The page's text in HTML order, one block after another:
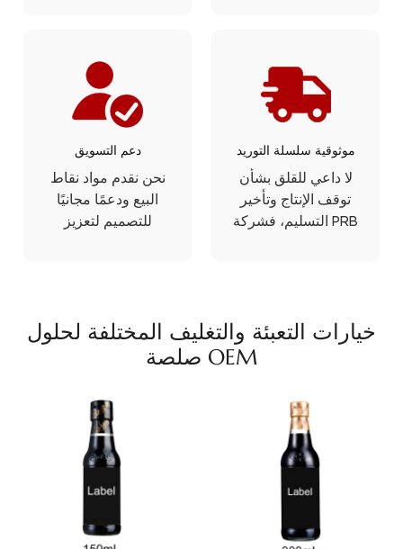
الفريدة.
دعم التسويق
نحن نقدم مواد نقاط
البيع ودعمًا مجانيًا
للتصميم لتعزيز
موثوقية سلسلة التوريد
لا داعي للقلق بشأن
توقف الإنتاج وتأخير
التسليم، فشركة PRB
خيارات التعبئة والتغليف المختلفة لحلول
صلصة OEM